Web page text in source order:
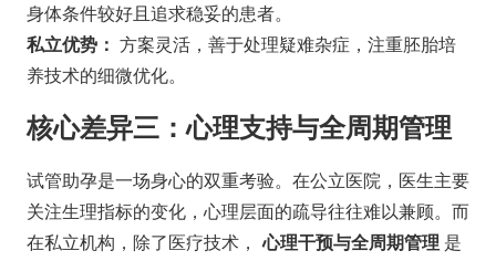
身体条件较好且追求稳妥的患者。
私立优势： 方案灵活，善于处理疑难杂症，注重胚胎培
养技术的细微优化。
核心差异三：心理支持与全周期管理
试管助孕是一场身心的双重考验。在公立医院，医生主要
关注生理指标的变化，心理层面的疏导往往难以兼顾。而
在私立机构，除了医疗技术，心理干预与全周期管理 是